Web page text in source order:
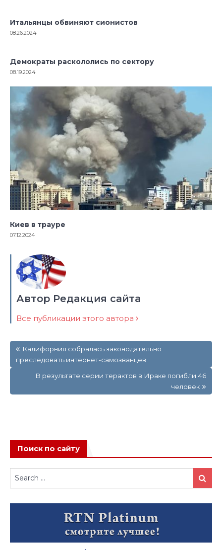
Итальянцы обвиняют сионистов
08.26.2024
Демократы раскололись по сектору
08.19.2024
Киев в трауре
07.12.2024
Автор Редакция сайта
Все публикации этого автора
по
записям
Калифорния собралась законодательно
преследовать интернет-самозванцев
В результате серии терактов в Ираке погибли 46
человек
Поиск по сайту
Search
for:
Search